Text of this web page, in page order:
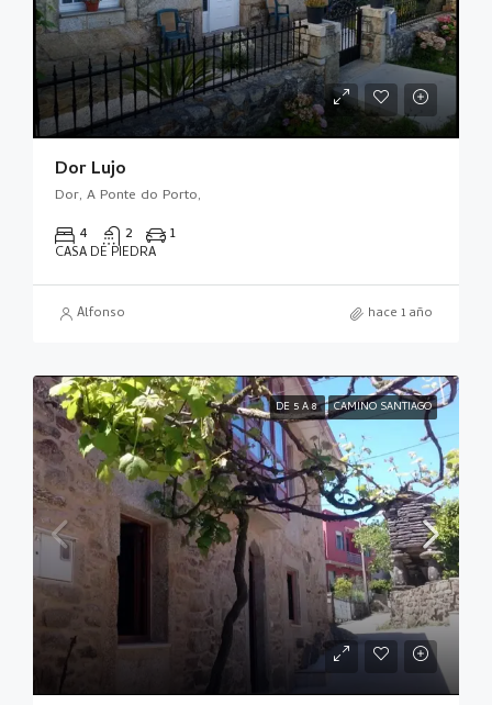
Dor Lujo
Dor, A Ponte do Porto,
4 2 1
CASA DE PIEDRA
Alfonso hace 1 año
DE 5 A 8 CAMINO SANTIAGO